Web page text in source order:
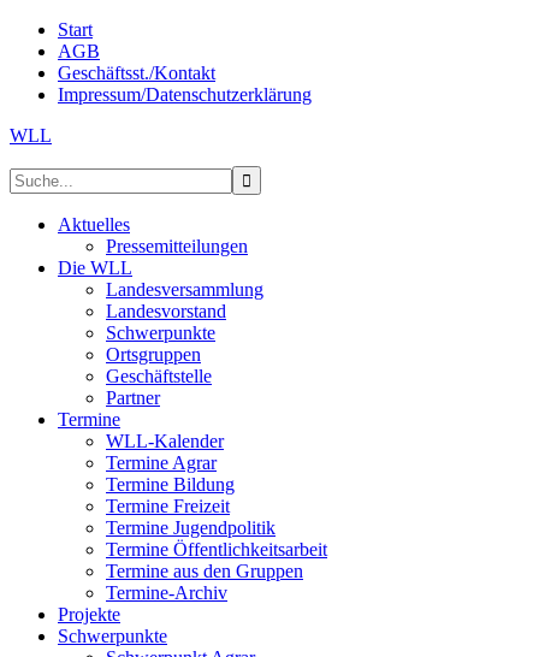
Start
AGB
Geschäftsst./Kontakt
Impressum/Datenschutzerklärung
WLL
Aktuelles
Pressemitteilungen
Die WLL
Landesversammlung
Landesvorstand
Schwerpunkte
Ortsgruppen
Geschäftstelle
Partner
Termine
WLL-Kalender
Termine Agrar
Termine Bildung
Termine Freizeit
Termine Jugendpolitik
Termine Öffentlichkeitsarbeit
Termine aus den Gruppen
Termine-Archiv
Projekte
Schwerpunkte